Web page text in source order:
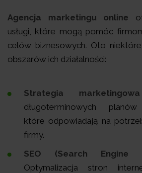
Agencja marketingu online
usługi, które mogą pomóc
celów biznesowych. Oto
obszarów ich działalności:
Strategia marketingowa
długoterminowych
które odpowiadają na
firmy.
SEO (Search Engine
Optymalizacja stron